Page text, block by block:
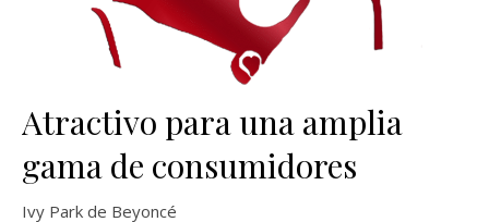
Atractivo para una amplia
gama de consumidores
Ivy Park de Beyoncé